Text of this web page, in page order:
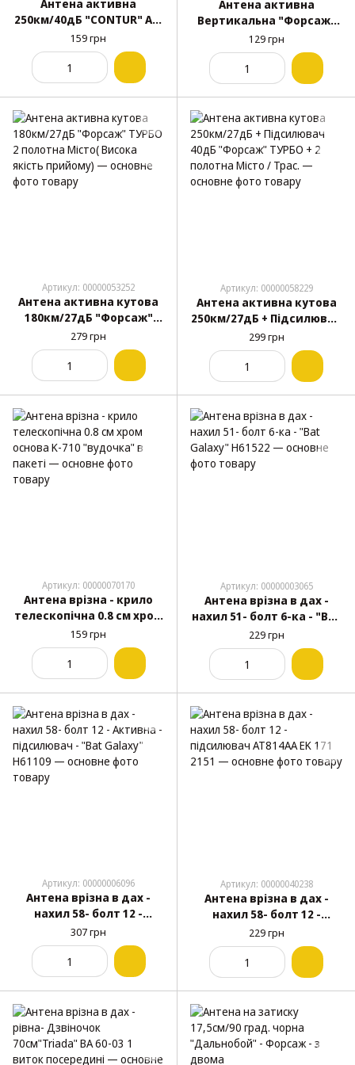
Антена активна
250км/40дБ "CONTUR" AE-
033 (2 підсил./індикатор
бортової мережі)
159 грн
Антена активна
Вертикальна "Форсаж"
Vertical 444
129 грн
Артикул: 00000053252
Антена активна кутова
180км/27дБ "Форсаж"
ТУРБО 2 полотна Місто(
Висока якість прийому)
279 грн
Артикул: 00000058229
Антена активна кутова
250км/27дБ + Підсилювач
40дБ "Форсаж" ТУРБО + 2
полотна Місто / Трас.
299 грн
Артикул: 00000070170
Антена врізна - крило
телескопічна 0.8 cм хром
основа K-710 "вудочка" в
пакеті
159 грн
Артикул: 00000003065
Антена врізна в дах -
нахил 51- болт 6-ка - "Bat
Galaxy" Н61522
229 грн
Артикул: 00000006096
Антена врізна в дах -
нахил 58- болт 12 -
Активна - підсилювач -
"Bat Galaxy" Н61109
307 грн
Артикул: 00000040238
Антена врізна в дах -
нахил 58- болт 12 -
підсилювач АТ814АА EK
171 2151
229 грн